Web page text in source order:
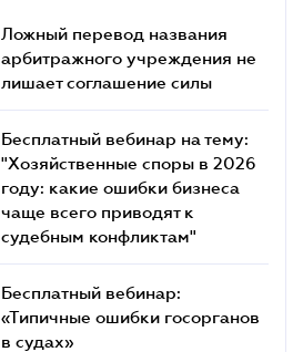
Ложный перевод названия
арбитражного учреждения не
лишает соглашение силы
Бесплатный вебинар на тему:
"Хозяйственные споры в 2026
году: какие ошибки бизнеса
чаще всего приводят к
судебным конфликтам"
Бесплатный вебинар:
«Типичные ошибки госорганов
в судах»